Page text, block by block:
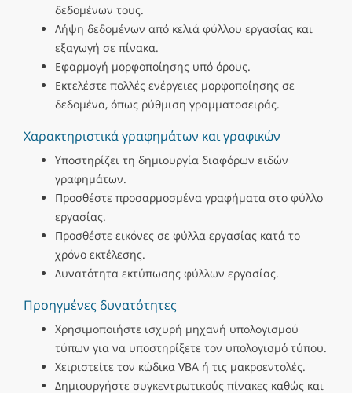
δεδομένων τους.
Λήψη δεδομένων από κελιά φύλλου εργασίας και
εξαγωγή σε πίνακα.
Εφαρμογή μορφοποίησης υπό όρους.
Εκτελέστε πολλές ενέργειες μορφοποίησης σε
δεδομένα, όπως ρύθμιση γραμματοσειράς.
Χαρακτηριστικά γραφημάτων και γραφικών
Υποστηρίζει τη δημιουργία διαφόρων ειδών
γραφημάτων.
Προσθέστε προσαρμοσμένα γραφήματα στο φύλλο
εργασίας.
Προσθέστε εικόνες σε φύλλα εργασίας κατά το
χρόνο εκτέλεσης.
Δυνατότητα εκτύπωσης φύλλων εργασίας.
Προηγμένες δυνατότητες
Χρησιμοποιήστε ισχυρή μηχανή υπολογισμού
τύπων για να υποστηρίξετε τον υπολογισμό τύπου.
Χειριστείτε τον κώδικα VBA ή τις μακροεντολές.
Δημιουργήστε συγκεντρωτικούς πίνακες καθώς και